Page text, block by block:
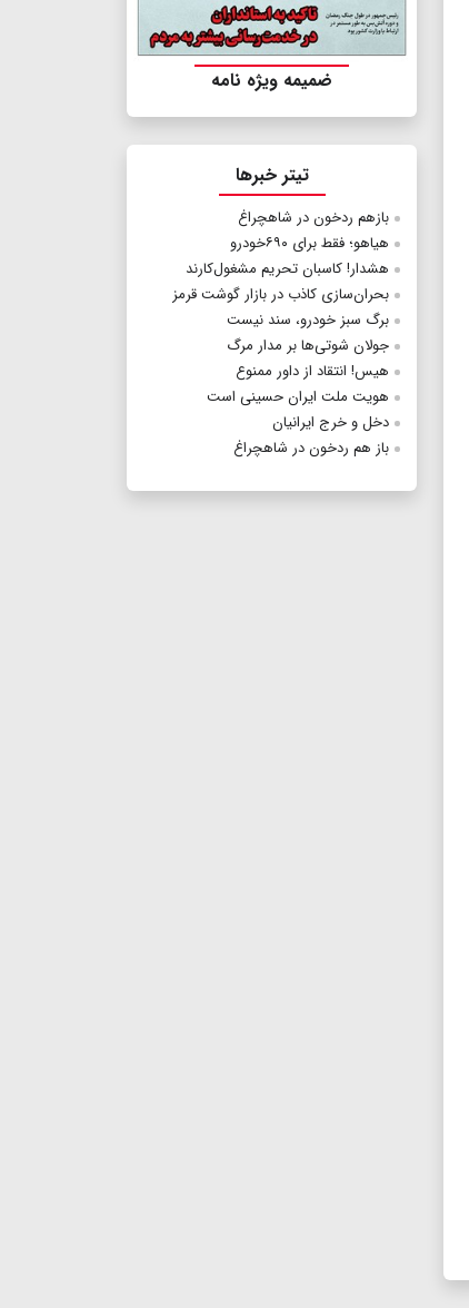
ضمیمه ویژه نامه
تیتر خبرها
بازهم ردخون در شاهچراغ
هیاهو؛ فقط برای ۶۹۰خودرو
هشدار! کاسبان تحریم مشغول‌کارند
بحران‌سازی کاذب در بازار گوشت قرمز
برگ سبز خودرو، سند نیست
جولان شوتی‌ها بر مدار مرگ
هیس! انتقاد از داور ممنوع
هویت ملت ایران حسینی است
دخل و خرج ایرانیان
باز هم ردخون در شاهچراغ